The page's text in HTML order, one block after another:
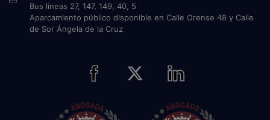
Bus líneas 27, 147, 149, 40, 5
Aparcamiento público disponible en Calle Orense 48 y Calle
de Sor Ángela de la Cruz